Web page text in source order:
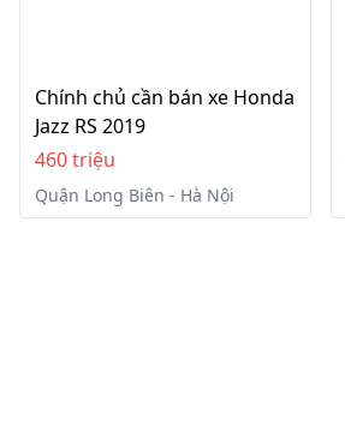
Chính chủ cần bán xe Honda
Jazz RS 2019
460 triệu
Quận Long Biên - Hà Nội